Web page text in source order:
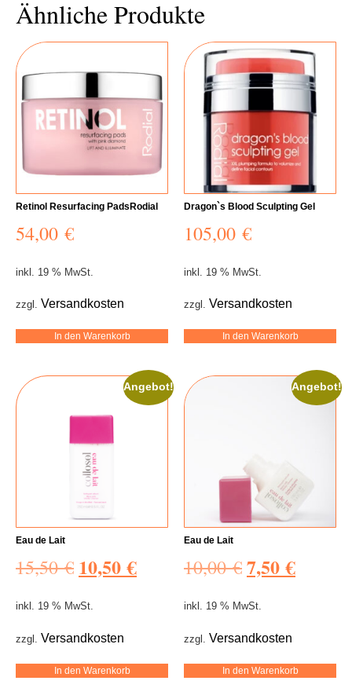
Ähnliche Produkte
Retinol Resurfacing PadsRodial
54,00 €
inkl. 19 % MwSt.
zzgl. Versandkosten
In den Warenkorb
Dragon`s Blood Sculpting Gel
105,00 €
inkl. 19 % MwSt.
zzgl. Versandkosten
In den Warenkorb
Angebot!
Eau de Lait
15,50€ 10,50€
inkl. 19 % MwSt.
zzgl. Versandkosten
In den Warenkorb
Angebot!
Eau de Lait
10,00€7,50€
inkl. 19 % MwSt.
zzgl. Versandkosten
In den Warenkorb